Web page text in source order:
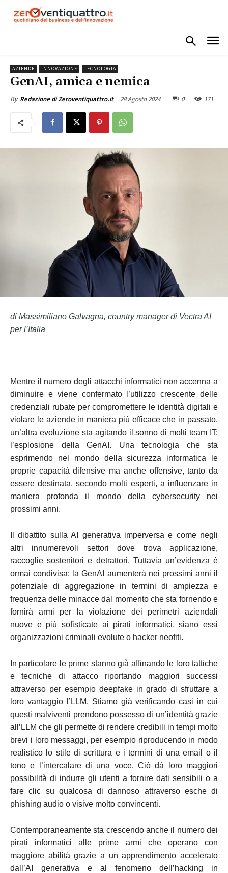
AZIENDE INNOVAZIONE TECNOLOGIA
GenAI, amica e nemica
By Redazione di Zeroventiquattro.it 28 Agosto 2024 0 171
di Massimiliano Galvagna, country manager di Vectra AI
per l’Italia
Mentre il numero degli attacchi informatici non accenna a
diminuire e viene confermato l’utilizzo crescente delle
credenziali rubate per compromettere le identità digitali e
violare le aziende in maniera più efficace che in passato,
un’altra evoluzione sta agitando il sonno di molti team IT:
l’esplosione della GenAI. Una tecnologia che sta
esprimendo nel mondo della sicurezza informatica le
proprie capacità difensive ma anche offensive, tanto da
essere destinata, secondo molti esperti, a influenzare in
maniera profonda il mondo della cybersecurity nei
prossimi anni.
Il dibattito sulla AI generativa imperversa e come negli
altri innumerevoli settori dove trova applicazione,
raccoglie sostenitori e detrattori. Tuttavia un’evidenza è
ormai condivisa: la GenAI aumenterà nei prossimi anni il
potenziale di aggregazione in termini di ampiezza e
frequenza delle minacce dal momento che sta fornendo e
fornirà armi per la violazione dei perimetri aziendali
nuove e più sofisticate ai pirati informatici, siano essi
organizzazioni criminali evolute o hacker neofiti.
In particolare le prime stanno già affinando le loro tattiche
e tecniche di attacco riportando maggiori successi
attraverso per esempio deepfake in grado di sfruttare a
loro vantaggio l’LLM. Stiamo già verificando casi in cui
questi malviventi prendono possesso di un’identità grazie
all’LLM che gli permette di rendere credibili in tempi molto
brevi i loro messaggi, per esempio riproducendo in modo
realistico lo stile di scrittura e i termini di una email o il
tono e l’intercalare di una voce. Ciò dà loro maggiori
possibilità di indurre gli utenti a fornire dati sensibili o a
fare clic su qualcosa di dannoso attraverso esche di
phishing audio o visive molto convincenti.
Contemporaneamente sta crescendo anche il numero dei
pirati informatici alle prime armi che operano con
maggiore abilità grazie a un apprendimento accelerato
dall’AI generativa e al fenomeno dell’hacking in